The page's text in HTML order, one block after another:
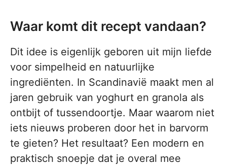
Waar komt dit recept vandaan?
Dit idee is eigenlijk geboren uit mijn liefde
voor simpelheid en natuurlijke
ingrediënten. In Scandinavië maakt men al
jaren gebruik van yoghurt en granola als
ontbijt of tussendoortje. Maar waarom niet
iets nieuws proberen door het in barvorm
te gieten? Het resultaat? Een modern en
praktisch snoepje dat je overal mee